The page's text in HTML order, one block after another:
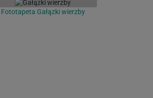
Fototapeta Gałązki wierzby